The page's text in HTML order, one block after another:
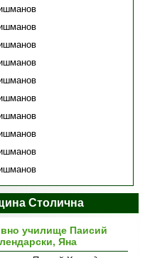
Столична
училище Паисий
Яна